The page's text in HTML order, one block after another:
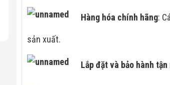
Hàng hóa chính hãng:
sản xuất.
Lắp đặt và bảo hành tận